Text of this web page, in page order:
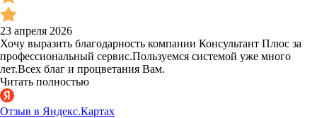
23 апреля 2026
Хочу выразить благодарность компании Консультант Плюс за
профессиональный сервис.Пользуемся системой уже много
лет.Всех благ и процветания Вам.
Читать полностью
Отзыв в Яндекс.Картах